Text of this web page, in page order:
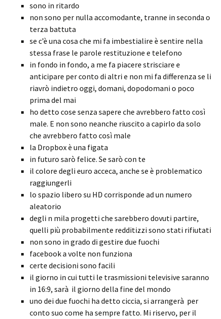
sono in ritardo
non sono per nulla accomodante, tranne in seconda o
terza battuta
se c’è una cosa che mi fa imbestialire è sentire nella
stessa frase le parole restituzione e telefono
in fondo in fondo, a me fa piacere strisciare e
anticipare per conto di altri e non mi fa differenza se li
riavrò indietro oggi, domani, dopodomani o poco
prima del mai
ho detto cose senza sapere che avrebbero fatto così
male. E non sono neanche riuscito a capirlo da solo
che avrebbero fatto così male
la Dropbox è una figata
in futuro sarò felice. Se sarò con te
il colore degli euro acceca, anche se è problematico
raggiungerli
lo spazio libero su HD corrisponde ad un numero
aleatorio
degli n mila progetti che sarebbero dovuti partire,
quelli più probabilmente redditizzi sono stati rifiutati
non sono in grado di gestire due fuochi
facebook a volte non funziona
certe decisioni sono facili
il giorno in cui tutti le trasmissioni televisive saranno
in 16:9, sarà il giorno della fine del mondo
uno dei due fuochi ha detto ciccia, si arrangerà per
conto suo come ha sempre fatto. Mi riservo, per il